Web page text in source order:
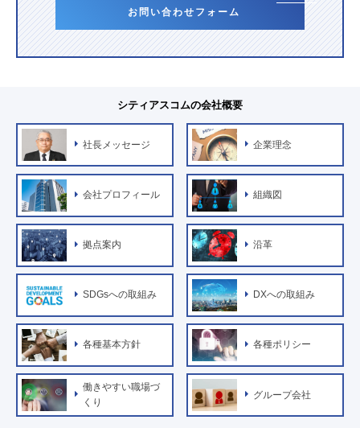
お問い合わせフォーム
シティアスコムの会社概要
社長メッセージ 企業理念
会社プロフィール 組織図
拠点案内 沿革
SDGsへの取組み DXへの取組み
各種基本方針 各種ポリシー
働きやすい職場づ
くり
グループ会社